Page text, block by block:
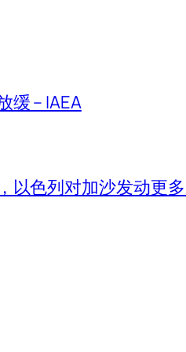
缓 – IAEA
以色列对加沙发动更